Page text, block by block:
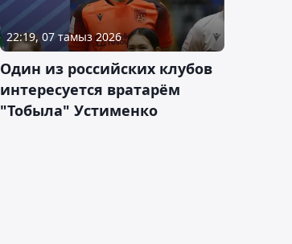
22:19, 07 тамыз 2026
Один из российских клубов
интересуется вратарём
"Тобыла" Устименко